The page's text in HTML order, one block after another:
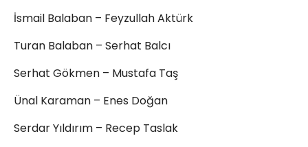
İsmail Balaban – Feyzullah Aktürk
Turan Balaban – Serhat Balcı
Serhat Gökmen – Mustafa Taş
Ünal Karaman – Enes Doğan
Serdar Yıldırım – Recep Taslak